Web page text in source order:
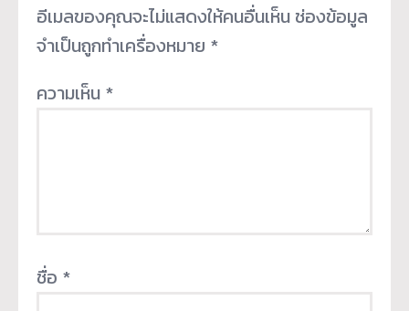
อีเมลของคุณจะไม่แสดงให้คนอื่นเห็น ช่องข้อมูล
จำเป็นถูกทำเครื่องหมาย *
ความเห็น *
ชื่อ *